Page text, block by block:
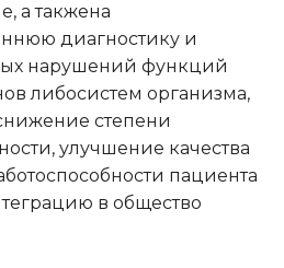
а такжена
диагностику и
нарушений функций
либосистем организма,
степени
улучшение качества
пациента
в общество